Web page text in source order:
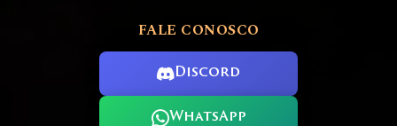
FALE CONOSCO
Discord
WhatsApp